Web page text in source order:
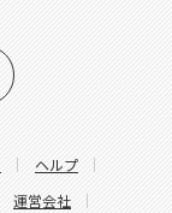
ヘルプ
運営会社